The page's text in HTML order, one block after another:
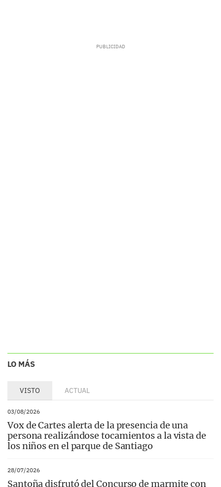
LO MÁS
VISTO ACTUAL
03/08/2026
Vox de Cartes alerta de la presencia de una
persona realizándose tocamientos a la vista de
los niños en el parque de Santiago
28/07/2026
Santoña disfrutó del Concurso de marmite con